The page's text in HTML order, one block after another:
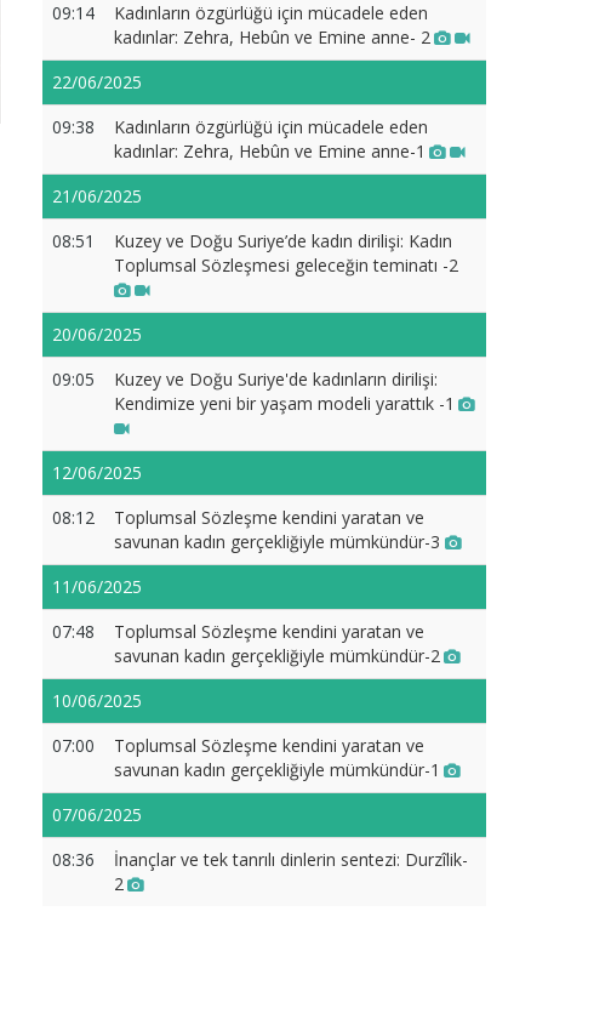
09:14
Kadınların özgürlüğü için mücadele eden
kadınlar: Zehra, Hebûn ve Emine anne- 2
22/06/2025
09:38
Kadınların özgürlüğü için mücadele eden
kadınlar: Zehra, Hebûn ve Emine anne-1
21/06/2025
08:51
Kuzey ve Doğu Suriye’de kadın dirilişi: Kadın
Toplumsal Sözleşmesi geleceğin teminatı -2
20/06/2025
09:05
Kuzey ve Doğu Suriye'de kadınların dirilişi:
Kendimize yeni bir yaşam modeli yarattık -1
12/06/2025
08:12
Toplumsal Sözleşme kendini yaratan ve
savunan kadın gerçekliğiyle mümkündür-3
11/06/2025
07:48
Toplumsal Sözleşme kendini yaratan ve
savunan kadın gerçekliğiyle mümkündür-2
10/06/2025
07:00
Toplumsal Sözleşme kendini yaratan ve
savunan kadın gerçekliğiyle mümkündür-1
07/06/2025
08:36
İnançlar ve tek tanrılı dinlerin sentezi: Durzîlik-
2